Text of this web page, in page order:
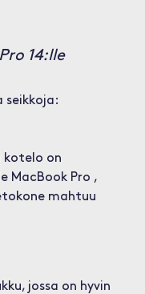
14:lle
seikkoja:
kotelo on
MacBook Pro ,
mahtuu
jossa on hyvin